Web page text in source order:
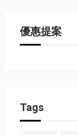
優惠提案
Tags